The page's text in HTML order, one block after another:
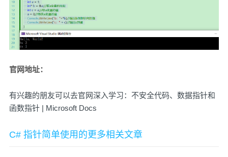
官网地址：
有兴趣的朋友可以去官网深入学习： 不安全代码、数据指针和
函数指针 | Microsoft Docs
C# 指针简单使用的更多相关文章